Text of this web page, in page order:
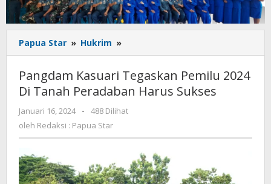
Papua Star » Hukrim »
Kasuari
Pemilu
2024
Di
Sukses
Pangdam Kasuari Tegaskan Pemilu 2024
Di Tanah Peradaban Harus Sukses
Januari 16, 2024
oleh
Redaksi
:
-
488 Dilihat
oleh Redaksi : Papua Star